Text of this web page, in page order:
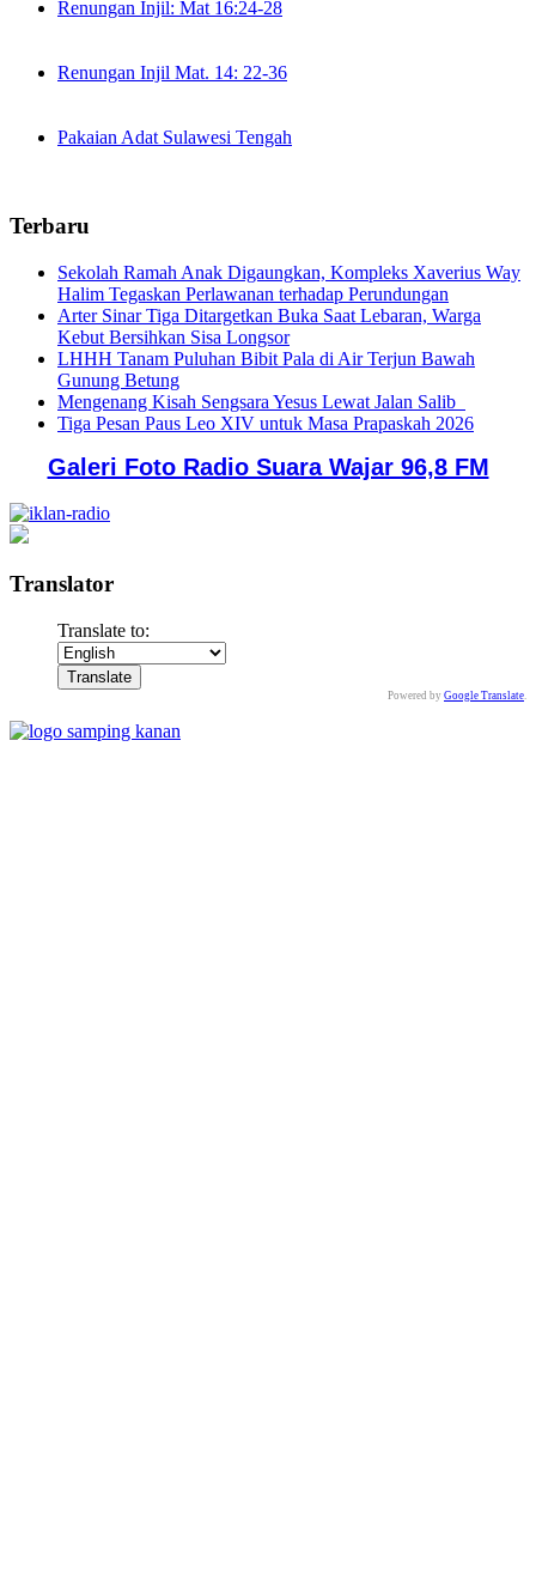
Renungan Injil: Mat 16:24-28
Renungan Injil Mat. 14: 22-36
Pakaian Adat Sulawesi Tengah
Terbaru
Sekolah Ramah Anak Digaungkan, Kompleks Xaverius Way
Halim Tegaskan Perlawanan terhadap Perundungan
Arter Sinar Tiga Ditargetkan Buka Saat Lebaran, Warga
Kebut Bersihkan Sisa Longsor
LHHH Tanam Puluhan Bibit Pala di Air Terjun Bawah
Gunung Betung
Mengenang Kisah Sengsara Yesus Lewat Jalan Salib
Tiga Pesan Paus Leo XIV untuk Masa Prapaskah 2026
Galeri Foto Radio Suara Wajar 96,8 FM
Translator
Translate to:
Powered by Google Translate